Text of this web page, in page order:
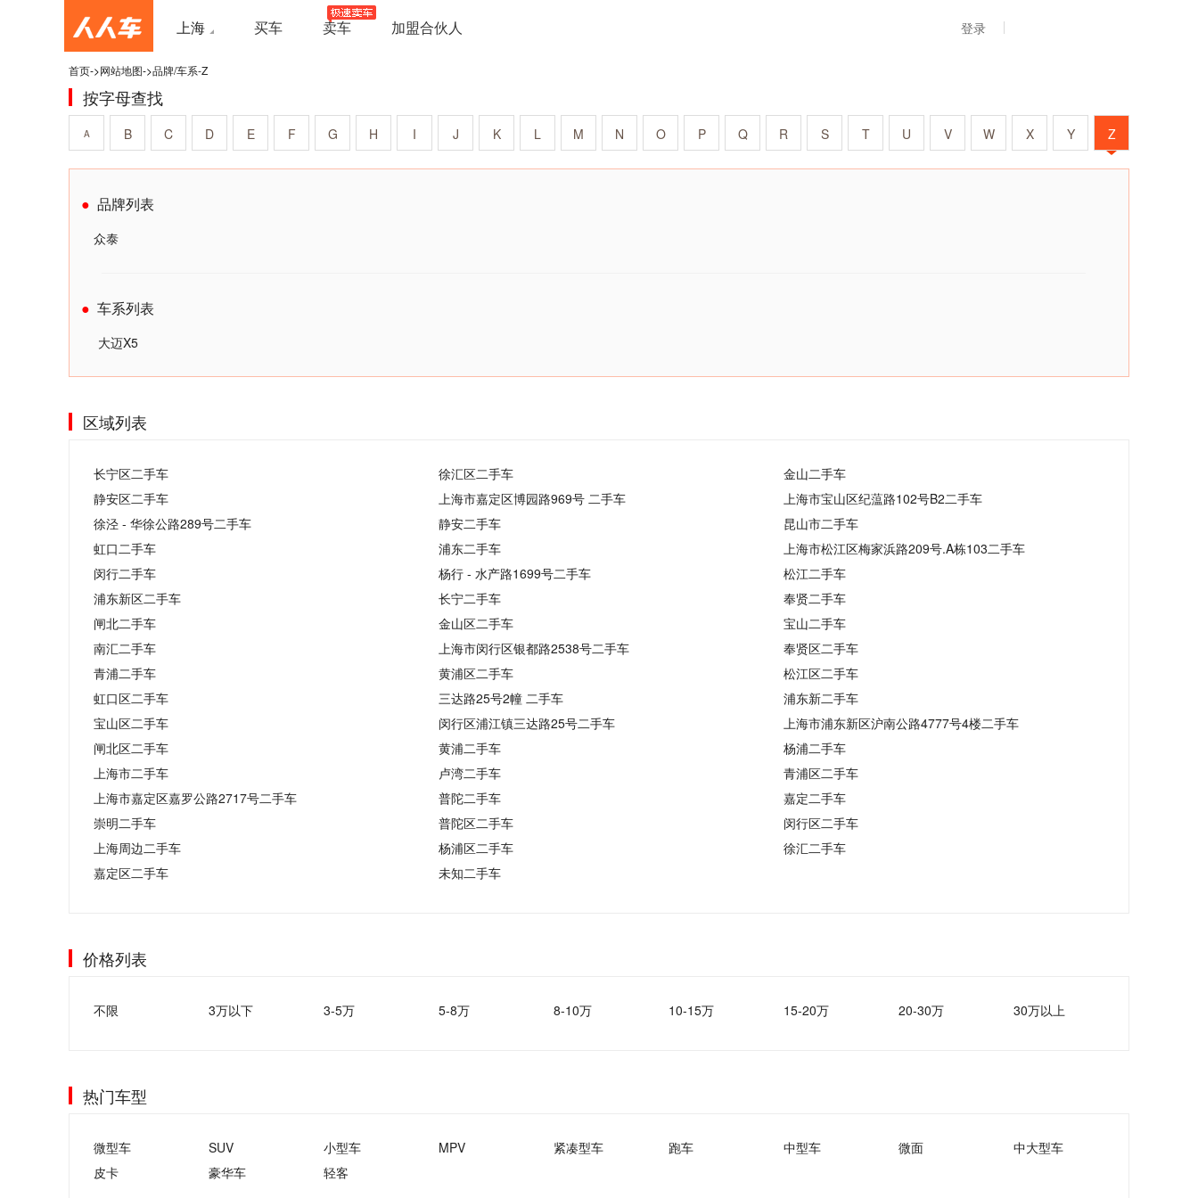
上海 买车 卖车 加盟合伙人 登录
首页->网站地图->品牌/车系-Z
按字母查找
A B C D E F G H I J K L M N O P Q R S T U V W X Y Z
品牌列表
众泰
车系列表
大迈X5
区域列表
长宁区二手车 徐汇区二手车
金山二手车
静安区二手车
上海市嘉定区博园路969号 二手车
上海市宝山区纪蕰路102号B2二手车
徐泾 - 华徐公路289号二手车
静安二手车
昆山市二手车
虹口二手车
浦东二手车
上海市松江区梅家浜路209号.A栋103二手车
闵行二手车
杨行 - 水产路1699号二手车
松江二手车
浦东新区二手车
长宁二手车
奉贤二手车
闸北二手车
金山区二手车
宝山二手车
南汇二手车
上海市闵行区银都路2538号二手车
奉贤区二手车
青浦二手车
黄浦区二手车
松江区二手车
虹口区二手车
三达路25号2幢 二手车
浦东新二手车
宝山区二手车
闵行区浦江镇三达路25号二手车
上海市浦东新区沪南公路4777号4楼二手车
闸北区二手车
黄浦二手车
杨浦二手车
上海市二手车
卢湾二手车
青浦区二手车
上海市嘉定区嘉罗公路2717号二手车
普陀二手车
嘉定二手车
崇明二手车
普陀区二手车
闵行区二手车
上海周边二手车
杨浦区二手车
徐汇二手车
嘉定区二手车
未知二手车
价格列表
不限 3万以下 3-5万 5-8万 8-10万 10-15万 15-20万 20-30万 30万以上
热门车型
微型车 SUV 小型车 MPV 紧凑型车 跑车 中型车 微面
中大型车
皮卡
豪华车 轻客